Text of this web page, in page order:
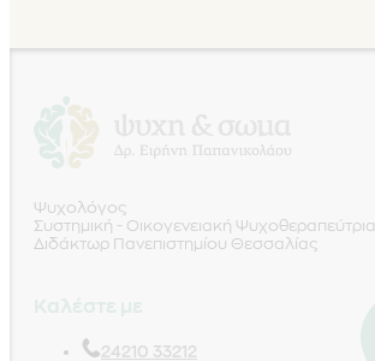
Ψυχολόγος
Συστημική - Οικογενειακή Ψυχοθεραπεύτρια
Διδάκτωρ Πανεπιστημίου Θεσσαλίας
24210 33212